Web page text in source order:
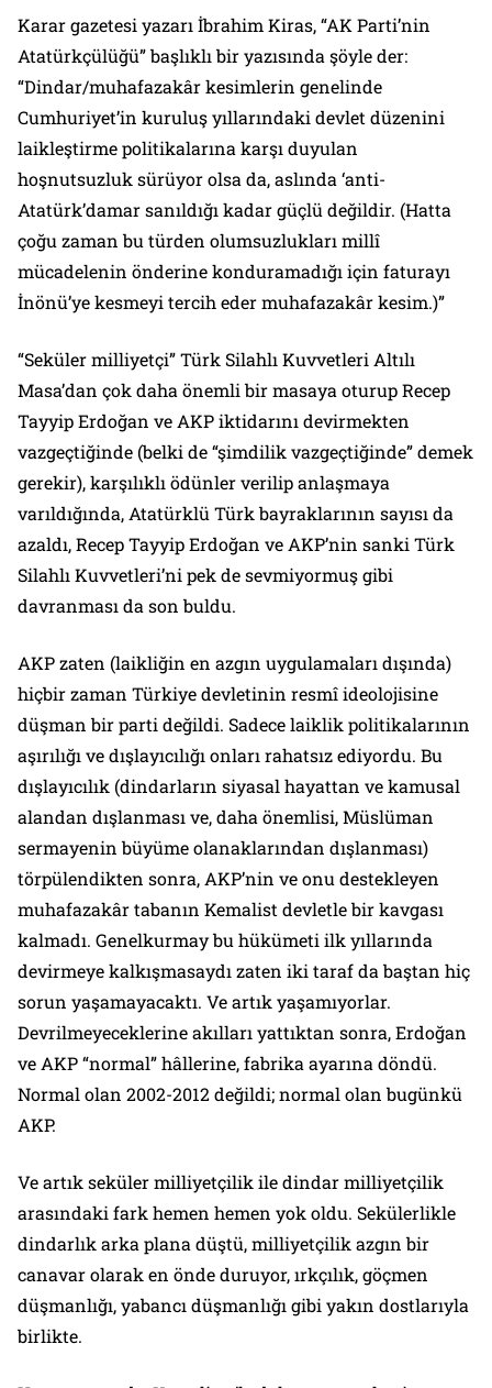
Karargazetesi yazarı İbrahim Kiras, “AK Parti’nin
Atatürkçülüğü” başlıklı bir yazısında şöyle der:
“Dindar/muhafazakâr kesimlerin genelinde
Cumhuriyet’in kuruluş yıllarındaki devlet düzenini
laikleştirme politikalarına karşı duyulan
hoşnutsuzluk sürüyor olsa da, aslında ‘anti-
Atatürk’damar sanıldığı kadar güçlü değildir. (Hatta
çoğu zaman bu türden olumsuzlukları millî
mücadelenin önderine konduramadığı için faturayı
İnönü’ye kesmeyi tercih eder muhafazakâr kesim.)”
“Seküler milliyetçi” Türk Silahlı Kuvvetleri Altılı
Masa’dan çok daha önemli bir masaya oturup Recep
Tayyip Erdoğan ve AKP iktidarını devirmekten
vazgeçtiğinde (belki de “şimdilik vazgeçtiğinde” demek
gerekir), karşılıklı ödünler verilip anlaşmaya
varıldığında, Atatürklü Türk bayraklarının sayısı da
azaldı, Recep Tayyip Erdoğan ve AKP’nin sanki Türk
Silahlı Kuvvetleri’ni pek de sevmiyormuş gibi
davranması da son buldu.
AKP zaten (laikliğin en azgın uygulamaları dışında)
hiçbir zaman Türkiye devletinin resmî ideolojisine
düşman bir parti değildi. Sadece laiklik politikalarının
aşırılığı ve dışlayıcılığı onları rahatsız ediyordu. Bu
dışlayıcılık (dindarların siyasal hayattan ve kamusal
alandan dışlanması ve, daha önemlisi, Müslüman
sermayenin büyüme olanaklarından dışlanması)
törpülendikten sonra, AKP’nin ve onu destekleyen
muhafazakâr tabanın Kemalist devletle bir kavgası
kalmadı. Genelkurmay bu hükümeti ilk yıllarında
devirmeye kalkışmasaydı zaten iki taraf da baştan hiç
sorun yaşamayacaktı. Ve artık yaşamıyorlar.
Devrilmeyeceklerine akılları yattıktan sonra, Erdoğan
ve AKP “normal” hâllerine, fabrika ayarına döndü.
Normal olan 2002-2012 değildi; normal olan bugünkü
AKP.
Ve artık seküler milliyetçilik ile dindar milliyetçilik
arasındaki fark hemen hemen yok oldu. Sekülerlikle
dindarlık arka plana düştü, milliyetçilik azgın bir
canavar olarak en önde duruyor, ırkçılık, göçmen
düşmanlığı, yabancı düşmanlığı gibi yakın dostlarıyla
birlikte.